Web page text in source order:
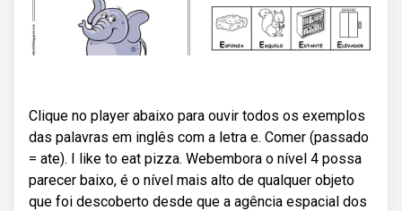
Clique no player abaixo para ouvir todos os exemplos
das palavras em inglês com a letra e. Comer (passado
= ate). I like to eat pizza. Webembora o nível 4 possa
parecer baixo, é o nível mais alto de qualquer objeto
que foi descoberto desde que a agência espacial dos